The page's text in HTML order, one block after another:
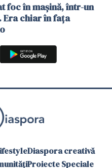
foc în mașină, într-un
Era chiar în fața
Diaspora creativă
Proiecte Speciale